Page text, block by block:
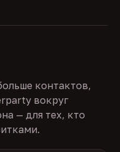
контактов,
вокруг
— для тех, кто